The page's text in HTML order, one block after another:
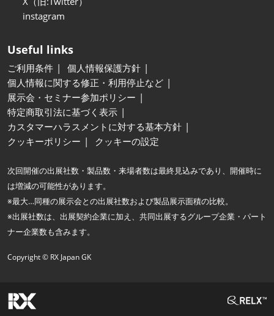
instagram
Useful links
ご利用条件
個人情報保護方針
個人情報に関する修正・利用停止など
展示会・セミナー参加ポリシー
特定商取引法に基づく表示
カスタマーハラスメントに対する基本方針
クッキーポリシー
クッキーの設定
次回開催の出展社数・製品数・来場者数は最終見込みであり、開催時に
は増減の可能性があります。
※最大…同種の展示会との出展社数および製品展示面積の比較。
※出展社数は、出展契約企業に加え、共同出展するグループ企業・パート
ナー企業数も含みます。
Copyright © RX Japan GK